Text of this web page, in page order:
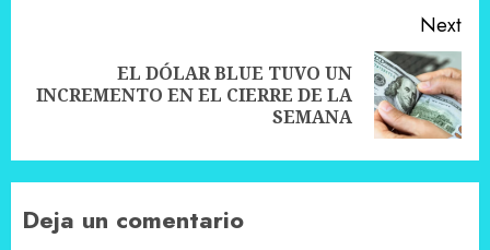
Next
Next
EL DÓLAR BLUE TUVO UN
INCREMENTO EN EL CIERRE DE LA
SEMANA
Deja un comentario